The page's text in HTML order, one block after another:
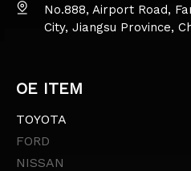
No.888, Airport Road,
City, Jiangsu Province,
OE ITEM
TOYOTA
FORD
NISSAN